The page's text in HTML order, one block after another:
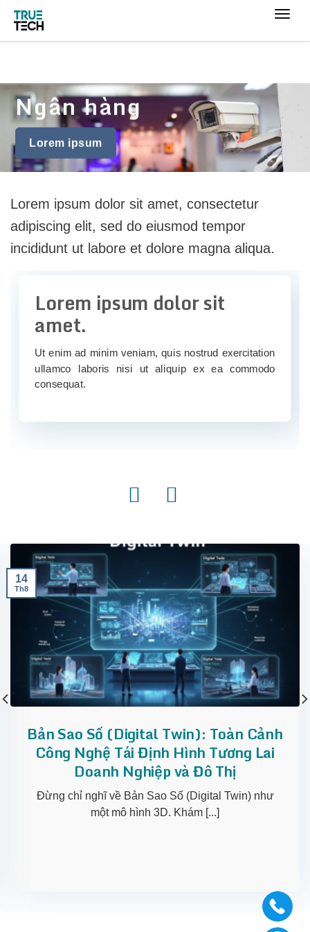
Ngân hàng
Lorem ipsum
Lorem ipsum dolor sit amet, consectetur
adipiscing elit, sed do eiusmod tempor
incididunt ut labore et dolore magna aliqua.
Lorem ipsum dolor sit
amet.
Ut enim ad minim veniam, quis nostrud exercitation
ullamco laboris nisi ut aliquip ex ea commodo
consequat.
Bản Sao Số (Digital Twin): Toàn Cảnh
Công Nghệ Tái Định Hình Tương Lai
Doanh Nghiệp và Đô Thị
Đừng chỉ nghĩ về Bản Sao Số (Digital Twin) như
một mô hình 3D. Khám [...]
14
Th8